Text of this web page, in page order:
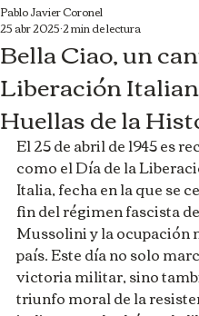
Bella Ciao, un
Liberación
Huellas de la
Pablo Javier Coronel
25 abr 20252 min de lectura
El 25 de abril de 1945 es
como el Día de la
Italia, fecha en la que se
fin del régimen fascista
Mussolini y la ocupación
país. Este día no solo
victoria militar, sino
triunfo moral de la